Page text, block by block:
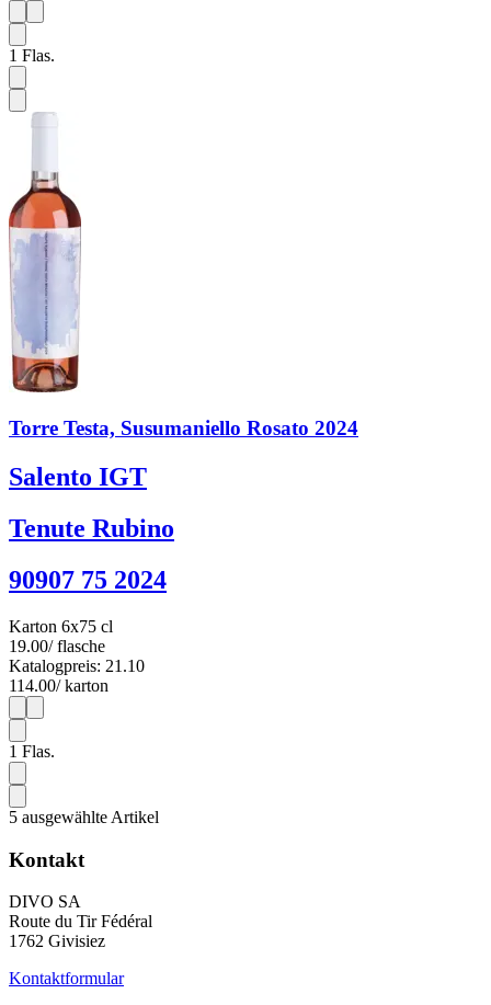
1
1 Flas.
Torre Testa, Susumaniello Rosato 2024
Salento IGT
Tenute Rubino
90907 75 2024
Karton 6x75 cl
19.00/ flasche
Katalogpreis: 21.10
114.00/ karton
1
1 Flas.
5 ausgewählte Artikel
Kontakt
DIVO SA
Route du Tir Fédéral
1762 Givisiez
Kontaktformular